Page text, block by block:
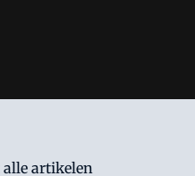
Lees in
van deze site zijn de
artikelen